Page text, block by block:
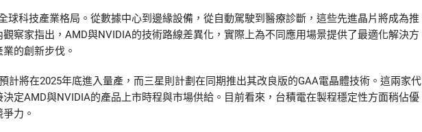
球科技產業格局。從數據中心到邊緣設備，從自動駕駛到醫療診斷，這些先進晶片將成為推
察家指出，AMD與NVIDIA的技術路線差異化，實際上為不同應用場景提供了最適化解決方
的創新步伐。
計將在2025年底進入量產，而三星則計劃在同期推出其改良版的GAA電晶體技術。這兩家代
定AMD與NVIDIA的產品上市時程與市場供給。目前看來，台積電在製程穩定性方面稍佔優
力。